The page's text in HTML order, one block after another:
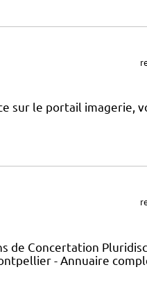
sur le portail imagerie,
de Concertation
- Annuaire